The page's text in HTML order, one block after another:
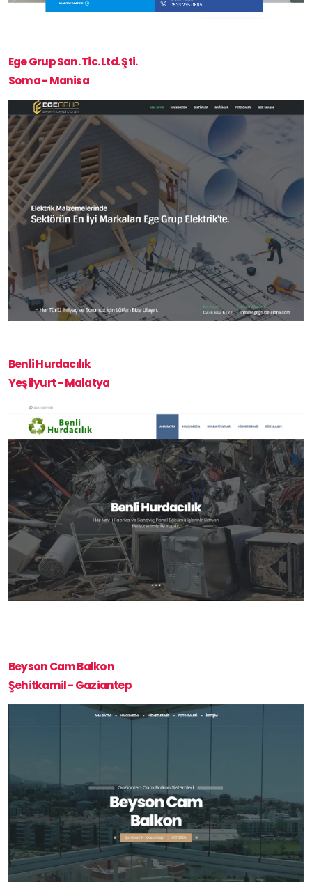
Ege Grup San. Tic. Ltd. Şti.
Soma - Manisa
Benli Hurdacılık
Yeşilyurt - Malatya
Beyson Cam Balkon
Şehitkamil - Gaziantep